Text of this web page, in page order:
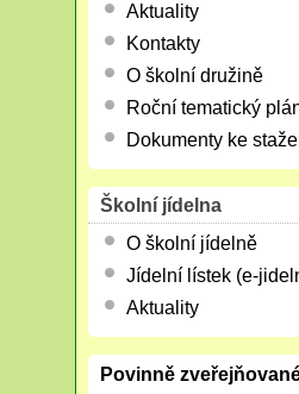
Aktuality
Kontakty
O školní družině
Roční tematický
Dokumenty ke
Školní jídelna
O školní jídelně
Jídelní lístek (e-
Aktuality
Povinně